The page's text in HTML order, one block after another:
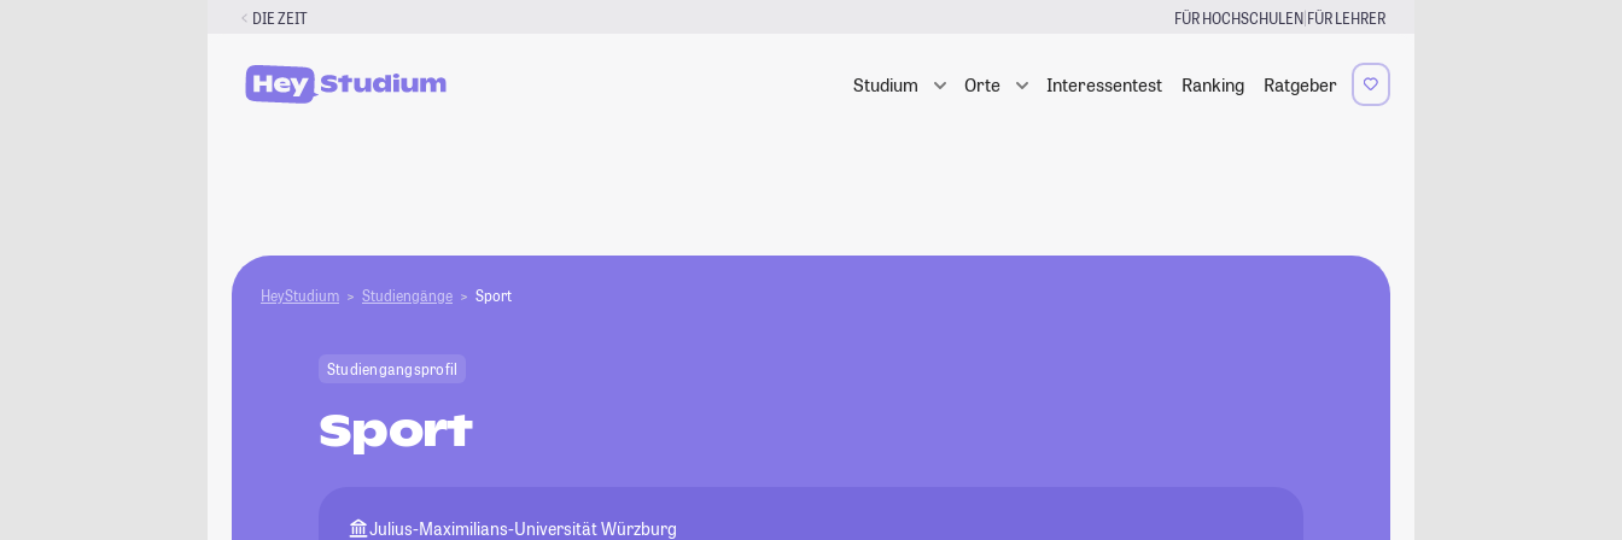
DIE ZEIT FÜR HOCHSCHULEN|FÜR LEHRER
Studium Orte Interessentest Ranking Ratgeber
HeyStudium Studiengänge Sport
Studiengangsprofil
Sport
Julius-Maximilians-Universität Würzburg